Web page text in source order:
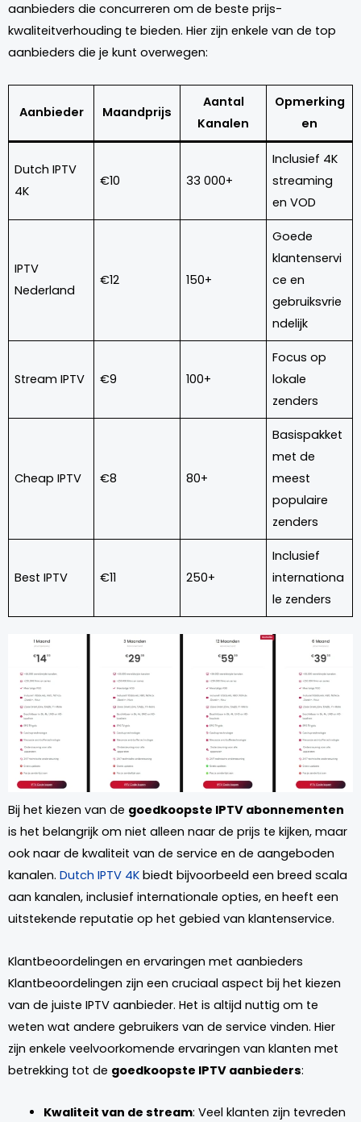
aanbieders die concurreren om de beste prijs-
kwaliteitverhouding te bieden. Hier zijn enkele van de top
aanbieders die je kunt overwegen:
Aanbieder Maandprijs
Aantal
Kanalen
Opmerking
en
Dutch IPTV
4K
€10 33 000+
Inclusief 4K
streaming
en VOD
IPTV
Nederland
€12 150+
Goede
klantenservi
ce en
gebruiksvrie
ndelijk
Stream IPTV €9 100+
Focus op
lokale
zenders
Cheap IPTV €8 80+
Basispakket
met de
meest
populaire
zenders
Best IPTV €11 250+
Inclusief
internationa
le zenders
Bij het kiezen van de goedkoopste IPTV abonnementen
is het belangrijk om niet alleen naar de prijs te kijken, maar
ook naar de kwaliteit van de service en de aangeboden
kanalen. Dutch IPTV 4K biedt bijvoorbeeld een breed scala
aan kanalen, inclusief internationale opties, en heeft een
uitstekende reputatie op het gebied van klantenservice.
Klantbeoordelingen en ervaringen met aanbieders
Klantbeoordelingen zijn een cruciaal aspect bij het kiezen
van de juiste IPTV aanbieder. Het is altijd nuttig om te
weten wat andere gebruikers van de service vinden. Hier
zijn enkele veelvoorkomende ervaringen van klanten met
betrekking tot de goedkoopste IPTV aanbieders:
Kwaliteit van de stream: Veel klanten zijn tevreden